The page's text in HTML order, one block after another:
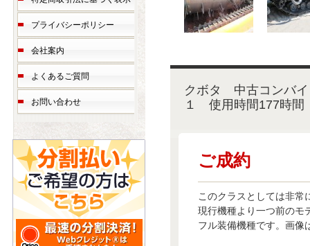
クボタ 中古コン
１ 使用時間177時間
ご成約
このクラスとしては非常
現行機種より一つ前のモ
フル装備機種です。画像
プライバシーポリシー
会社案内
よくあるご質問
お問い合わせ